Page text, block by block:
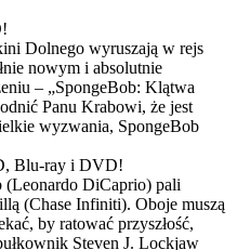
Dolnego wyruszają w rejs
nowym i absolutnie
– „SpongeBob: Klątwa
Panu Krabowi, że jest
wyzwania, SpongeBob
Blu-ray i DVD!
(Leonardo DiCaprio) pali
(Chase Infiniti). Oboje muszą
by ratować przyszłość,
Steven J. Lockjaw